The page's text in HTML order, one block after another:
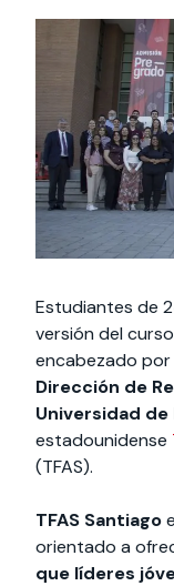
cursos
estadías
Te puede
interesar:
sociedad
Extensión
Te puede
intercambio
Servicios y
Te puede
interesar:
Estudiantes de
versión del
encabezado por
Dirección de
Universidad de
estadounidense
(TFAS).
TFAS Santiago
orientado a
que líderes